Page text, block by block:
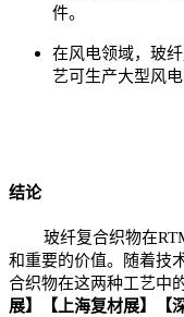
件。
在风电领域，玻
艺可生产大型风电
结论
玻纤复合织物在
和重要的价值。随着技
合织物在这两种工艺中
展】【上海复材展】【